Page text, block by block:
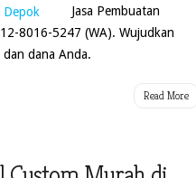
Jasa Pembuatan
8016-5247 (WA). Wujudkan
dana Anda.
Read More